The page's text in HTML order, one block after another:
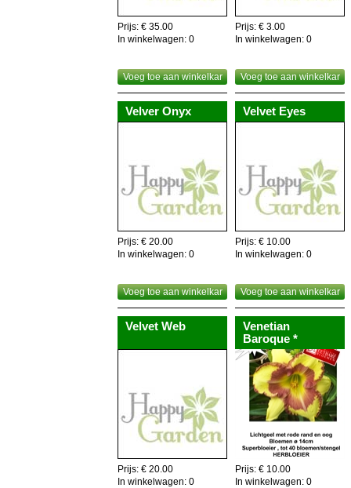
recyclage!
Prijs: € 35.00
In winkelwagen: 0
Voeg toe aan winkelkar
Prijs: € 3.00
In winkelwagen: 0
Voeg toe aan winkelkar
Velver Onyx
Prijs: € 20.00
In winkelwagen: 0
Voeg toe aan winkelkar
Velvet Eyes
Prijs: € 10.00
In winkelwagen: 0
Voeg toe aan winkelkar
Velvet Web
Prijs: € 20.00
In winkelwagen: 0
Venetian
Baroque *
Prijs: € 10.00
In winkelwagen: 0